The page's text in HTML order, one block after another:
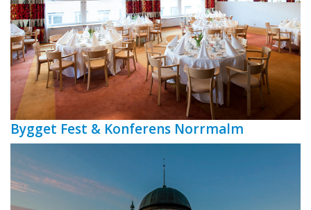
Bygget Fest & Konferens Norrmalm